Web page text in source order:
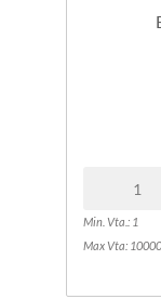
Min. Vta.: 1
Max Vta: